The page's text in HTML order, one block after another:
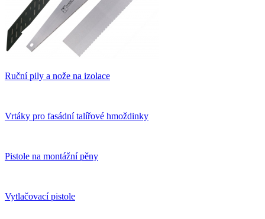
Ruční pily a nože na izolace
Vrtáky pro fasádní talířové hmoždinky
Pistole na montážní pěny
Vytlačovací pistole